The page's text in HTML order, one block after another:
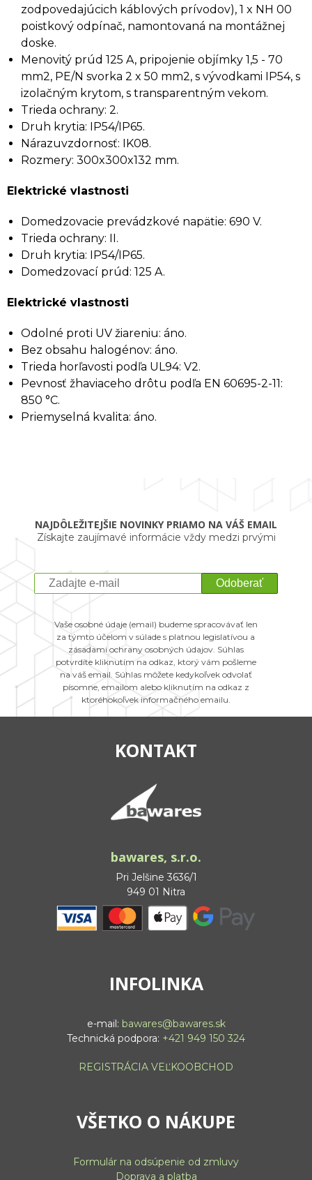
zodpovedajúcich káblových prívodov), 1 x NH 00
poistkový odpínač, namontovaná na montážnej
doske.
Menovitý prúd 125 A, pripojenie objímky 1,5 - 70
mm2, PE/N svorka 2 x 50 mm2, s vývodkami IP54, s
izolačným krytom, s transparentným vekom.
Trieda ochrany: 2.
Druh krytia: IP54/IP65.
Nárazuvzdornosť: IK08.
Rozmery: 300x300x132 mm.
Elektrické vlastnosti
Domedzovacie prevádzkové napätie: 690 V.
Trieda ochrany: II.
Druh krytia: IP54/IP65.
Domedzovací prúd: 125 A.
Elektrické vlastnosti
Odolné proti UV žiareniu: áno.
Bez obsahu halogénov: áno.
Trieda horľavosti podľa UL94: V2.
Pevnosť žhaviaceho drôtu podľa EN 60695-2-11:
850 °C.
Priemyselná kvalita: áno.
NAJDÔLEŽITEJŠIE NOVINKY PRIAMO NA VÁŠ EMAIL
Získajte zaujímavé informácie vždy medzi prvými
Odoberať
Vaše osobné údaje (email) budeme spracovávať len
za týmto účelom v súlade s platnou legislatívou a
zásadami ochrany osobných údajov. Súhlas
potvrdíte kliknutím na odkaz, ktorý vám pošleme
na váš email. Súhlas môžete kedykoľvek odvolať
písomne, emailom alebo kliknutím na odkaz z
ktoréhokoľvek informačného emailu.
KONTAKT
bawares, s.r.o.
Pri Jelšine 3636/1
949 01 Nitra
INFOLINKA
e-mail: bawares@bawares.sk
Technická podpora: +421 949 150 324
REGISTRÁCIA VEĽKOOBCHOD
VŠETKO O NÁKUPE
Formulár na odsúpenie od zmluvy
Doprava a platba